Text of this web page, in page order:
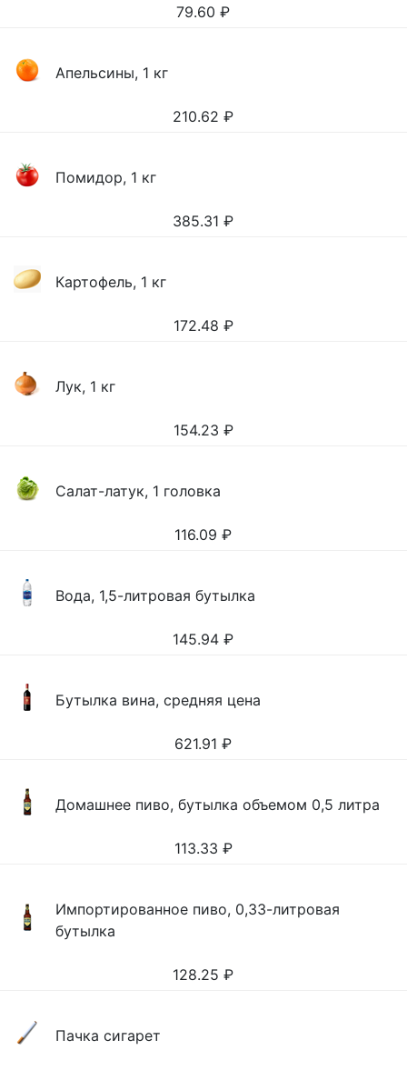
79.60 ₽
Апельсины, 1 кг
210.62 ₽
Помидор, 1 кг
385.31 ₽
Картофель, 1 кг
172.48 ₽
Лук, 1 кг
154.23 ₽
Салат-латук, 1 головка
116.09 ₽
Вода, 1,5-литровая бутылка
145.94 ₽
Бутылка вина, средняя цена
621.91 ₽
Домашнее пиво, бутылка объемом 0,5 литра
113.33 ₽
Импортированное пиво, 0,33-литровая
бутылка
128.25 ₽
Пачка сигарет